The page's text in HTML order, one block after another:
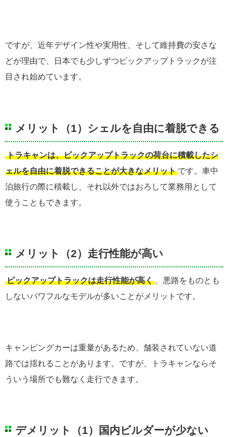
ですが、近年デザイン性や実用性、そして維持費の安さな
どが理由で、日本でも少しずつピックアップトラックが注
目され始めています。
メリット（1）シェルを自由に着脱できる
トラキャンは、ピックアップトラックの荷台に積載したシ
ェルを自由に着脱できることが大きなメリット です。車中
泊旅行の際に積載し、それ以外ではおろして業務用として
使うこともできます。
メリット（2）走行性能が高い
ピックアップトラックは走行性能が高く
、悪路をものとも
しないパワフルなモデルが多いことがメリットです。
キャンピングカーは重量があるため、舗装されていない道
路では揺れることがあります。ですが、トラキャンならそ
ういう場所でも難なく走行できます。
デメリット（1）国内ビルダーが少ない